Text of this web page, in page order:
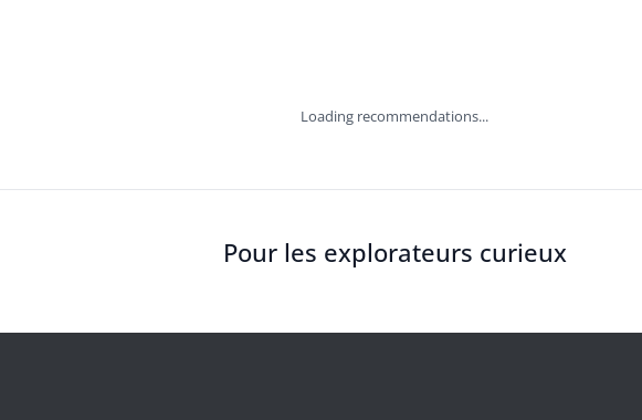
Loading recommendations...
Pour les explorateurs curieux